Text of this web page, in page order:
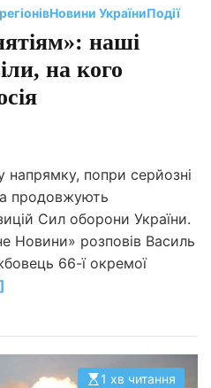
т
а
н
н
Новини УкраїниПодії
наші
на кого
попри серйозні
продовжують
Сил оборони України.
Новини» розповів Василь
66-ї окремої
О
1 хв читання